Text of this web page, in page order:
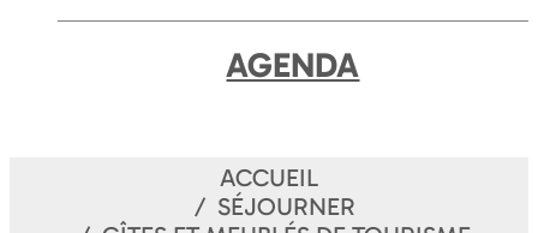
AGENDA
ACCUEIL
SÉJOURNER